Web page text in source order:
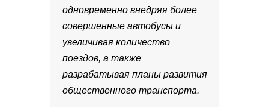
одновременно внедряя более
совершенные автобусы и
увеличивая количество
поездов, а также
разрабатывая планы развития
общественного транспорта.